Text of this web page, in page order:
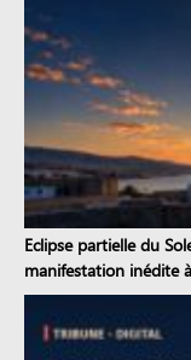
Eclipse partielle du
manifestation inédite